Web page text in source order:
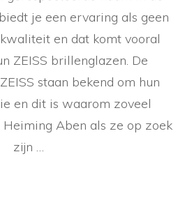
je een ervaring als geen
en dat komt vooral
ZEISS brillenglazen. De
staan bekend om hun
en dit is waarom zoveel
Aben als ze op zoek
zijn …